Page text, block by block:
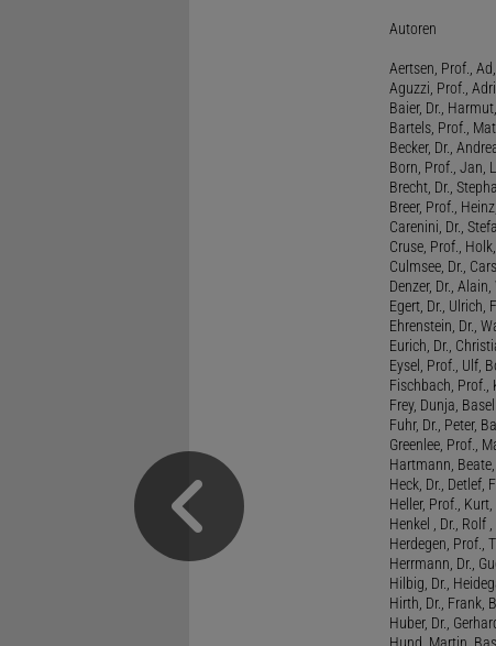
Autoren
Aertsen, Prof.,
Aguzzi, Prof.,
Baier, Dr.,
Bartels, Prof.,
Becker, Dr.,
Born, Prof., Jan,
Brecht, Dr.,
Breer, Prof.,
Carenini, Dr.,
Cruse, Prof.,
Culmsee, Dr.,
Denzer, Dr.,
Egert, Dr., Ulrich,
Ehrenstein, Dr.,
Eurich, Dr.,
Eysel, Prof., Ulf,
Fischbach, Prof.,
Frey, Dunja, Basel
Fuhr, Dr., Peter,
Greenlee, Prof.,
Hartmann, Beate,
Heck, Dr., Detlef,
Heller, Prof.,
Henkel , Dr., Rolf
Herdegen, Prof.,
Herrmann, Dr.,
Hilbig, Dr.,
Hirth, Dr., Frank,
Huber, Dr.,